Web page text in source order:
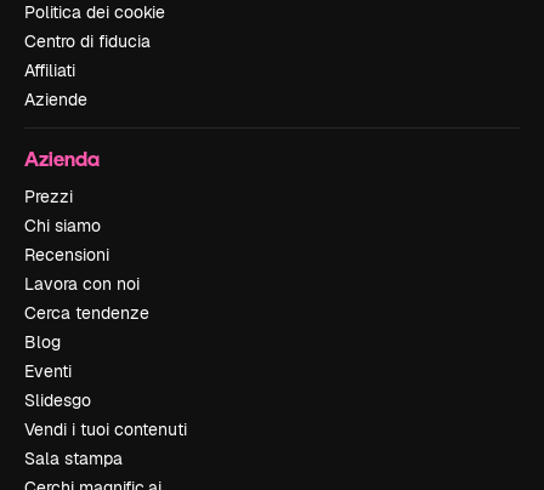
Politica dei cookie
Centro di fiducia
Affiliati
Aziende
Azienda
Prezzi
Chi siamo
Recensioni
Lavora con noi
Cerca tendenze
Blog
Eventi
Slidesgo
Vendi i tuoi contenuti
Sala stampa